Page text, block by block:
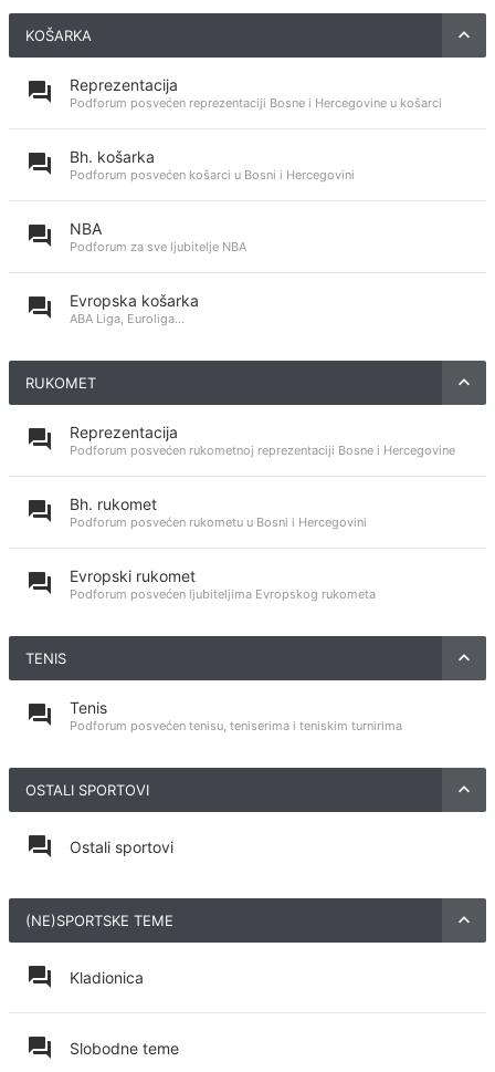
KOŠARKA
Reprezentacija
Podforum posvećen reprezentaciji Bosne i Hercegovine u košarci
Bh. košarka
Podforum posvećen košarci u Bosni i Hercegovini
NBA
Podforum za sve ljubitelje NBA
Evropska košarka
ABA Liga, Euroliga...
RUKOMET
Reprezentacija
Podforum posvećen rukometnoj reprezentaciji Bosne i Hercegovine
Bh. rukomet
Podforum posvećen rukometu u Bosni i Hercegovini
Evropski rukomet
Podforum posvećen ljubiteljima Evropskog rukometa
TENIS
Tenis
Podforum posvećen tenisu, teniserima i teniskim turnirima
OSTALI SPORTOVI
Ostali sportovi
(NE)SPORTSKE TEME
Kladionica
Slobodne teme